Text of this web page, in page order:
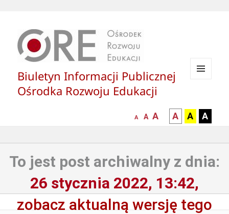
Biuletyn Informacji Publicznej
Ośrodka Rozwoju Edukacji
mniejsza
A
normalna
A
większa-
czcionka
A
kontrast
czarny
białym
A
kontrast
czarny
zółtym
A
żółty
A
To jest post archiwalny z dnia:
26 stycznia 2022, 13:42,
zobacz aktualną wersję tego